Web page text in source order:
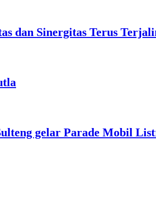
dan Sinergitas Terus
gelar Parade Mobil